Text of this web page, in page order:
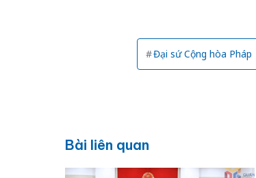
Đại sứ Cộng hòa Pháp
Bài liên quan